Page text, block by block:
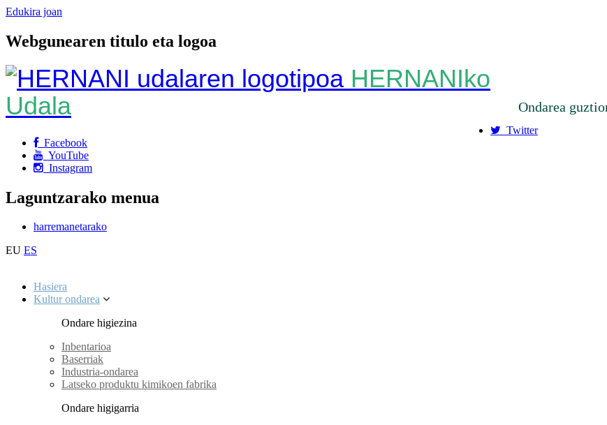
Edukira joan
Webgunearen titulo eta logoa
HERNANIko
Udala
Ondarea
Twitter
Facebook
YouTube
Instagram
Laguntzarako menua
harremanetarako
EU ES
Hasiera
Kultur ondarea
Ondare higiezina
Inbentarioa
Baserriak
Industria-ondarea
Latseko produktu kimikoen fabrika
Ondare higigarria